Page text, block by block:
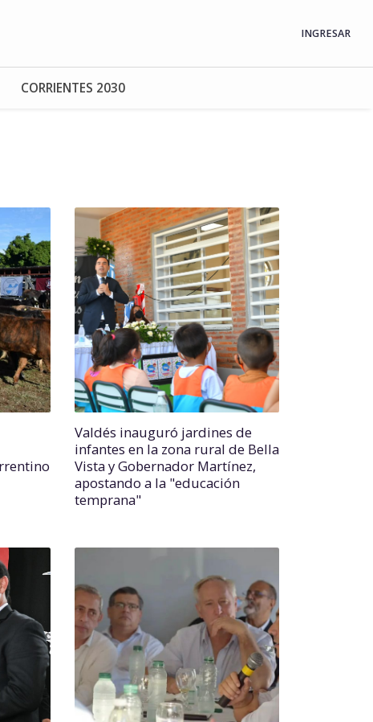
INGRESAR
CORRIENTES 2030
Valdés inauguró jardines de
infantes en la zona rural de Bella
Vista y Gobernador Martínez,
apostando a la "educación
temprana"